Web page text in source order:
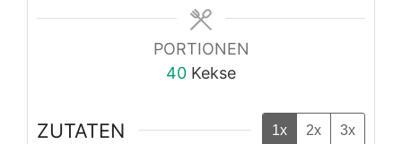
PORTIONEN
40 Kekse
ZUTATEN 1x 2x 3x